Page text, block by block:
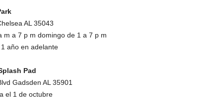
AL 35043
m a 7 p m domingo de 1 a 7 p m
año en adelante
Pad
Gadsden AL 35901
el 1 de octubre